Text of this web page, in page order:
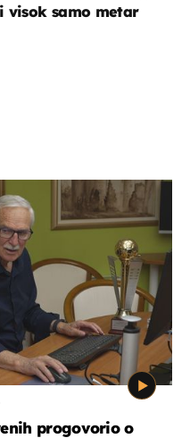
visok samo metar
progovorio o